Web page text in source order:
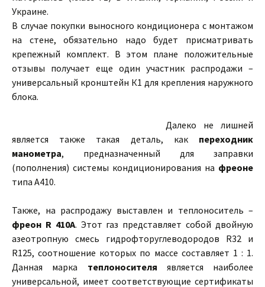
Украине.
В случае покупки выносного кондиционера с монтажом
на стене, обязательно надо будет присматривать
крепежный комплект. В этом плане положительные
отзывы получает еще один участник распродажи –
универсальный кронштейн К1 для крепления наружного
блока.
Далеко не лишней
является также такая деталь, как переходник
манометра, предназначенный для заправки
(пополнения) системы кондиционирования на фреоне
типа A410.
Также, на распродажу выставлен и теплоноситель –
фреон R 410A. Этот газ представляет собой двойную
азеотропную смесь гидрофторуглеводородов R32 и
R125, соотношение которых по массе составляет 1 : 1.
Данная марка теплоносителя является наиболее
универсальной, имеет соответствующие сертификаты